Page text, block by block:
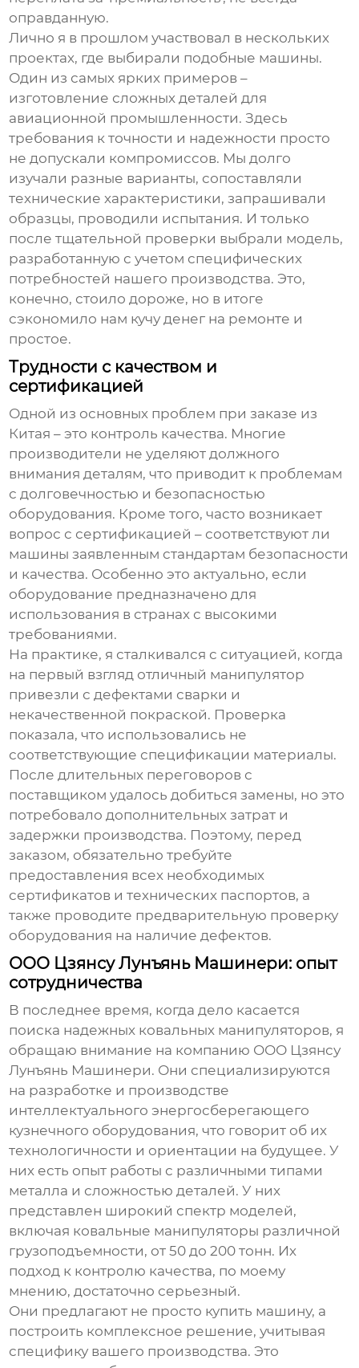
оправданную.
Лично я в прошлом участвовал в нескольких
проектах, где выбирали подобные машины.
Один из самых ярких примеров –
изготовление сложных деталей для
авиационной промышленности. Здесь
требования к точности и надежности просто
не допускали компромиссов. Мы долго
изучали разные варианты, сопоставляли
технические характеристики, запрашивали
образцы, проводили испытания. И только
после тщательной проверки выбрали модель,
разработанную с учетом специфических
потребностей нашего производства. Это,
конечно, стоило дороже, но в итоге
сэкономило нам кучу денег на ремонте и
простое.
Трудности с качеством и
сертификацией
Одной из основных проблем при заказе из
Китая – это контроль качества. Многие
производители не уделяют должного
внимания деталям, что приводит к проблемам
с долговечностью и безопасностью
оборудования. Кроме того, часто возникает
вопрос с сертификацией – соответствуют ли
машины заявленным стандартам безопасности
и качества. Особенно это актуально, если
оборудование предназначено для
использования в странах с высокими
требованиями.
На практике, я сталкивался с ситуацией, когда
на первый взгляд отличный манипулятор
привезли с дефектами сварки и
некачественной покраской. Проверка
показала, что использовались не
соответствующие спецификации материалы.
После длительных переговоров с
поставщиком удалось добиться замены, но это
потребовало дополнительных затрат и
задержки производства. Поэтому, перед
заказом, обязательно требуйте
предоставления всех необходимых
сертификатов и технических паспортов, а
также проводите предварительную проверку
оборудования на наличие дефектов.
ООО Цзянсу Лунъянь Машинери: опыт
сотрудничества
В последнее время, когда дело касается
поиска надежных ковальных манипуляторов, я
обращаю внимание на компанию ООО Цзянсу
Лунъянь Машинери. Они специализируются
на разработке и производстве
интеллектуального энергосберегающего
кузнечного оборудования, что говорит об их
технологичности и ориентации на будущее. У
них есть опыт работы с различными типами
металла и сложностью деталей. У них
представлен широкий спектр моделей,
включая ковальные манипуляторы различной
грузоподъемности, от 50 до 200 тонн. Их
подход к контролю качества, по моему
мнению, достаточно серьезный.
Они предлагают не просто купить машину, а
построить комплексное решение, учитывая
специфику вашего производства. Это